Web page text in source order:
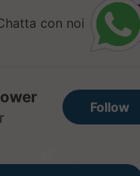
con noi